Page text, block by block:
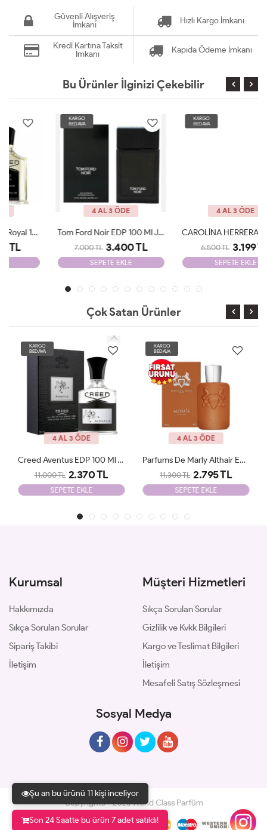
Güvenli Alışveriş
İmkanı
Hızlı Kargo İmkanı
Kredi Kartına Taksit
İmkanı
Kapıda Ödeme İmkanı
Şu an bu ürünü 11 kişi inceliyor
Son 24 Saatte bu ürün 7 adet satıldı!
Bu Ürünler İlginizi Çekebilir
KARGO
BEDAVA
Tom Ford Noir EDP 100 Ml JLT Man
3.400 TL
SEPETE EKLE
KARGO
BEDAVA
CAROLİNA HERRERA 212 VİP MEN EDT 100 ML JLT Man
3.199 TL
SEPETE EKLE
Çok Satan Ürünler
KARGO
BEDAVA
4 AL 3 ÖDE
Parfums De Marly Althair EDP 125 Ml Man JLT
11.300 TL 2.795 TL
SEPETE EKLE
KARGO
BEDAVA
4 AL 3 ÖDE
Dior Sauvage EDP 100 ML Parfüm Erkek JLT
7.300 TL 2.990 TL
SEPETE EKLE
Kurumsal
Hakkımızda
Sıkça Sorulan Sorular
Sipariş Takibi
İletişim
Müşteri Hizmetleri
Sıkça Sorulan Sorular
Gizlilik ve Kvkk Bilgileri
Kargo ve Teslimat Bilgileri
İletişim
Mesafeli Satış Sözleşmesi
Sosyal Medya
Copyrights © 2026 World Class Parfüm